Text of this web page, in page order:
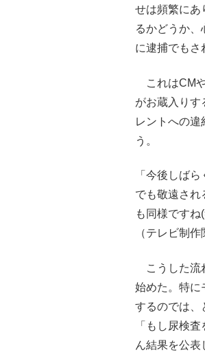
せは頻繁にあ
るかどうか
に逮捕でもさ
これはCM
がお蔵入りす
レントへの
う。
「今後しば
でも敬遠され
も同様ですね
（テレビ制作
こうした流
始めた。特に
するのでは、
「もし尿検
ん結果を公表